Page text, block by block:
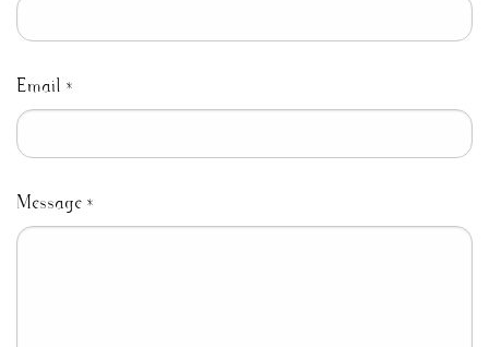
Email *
Message *